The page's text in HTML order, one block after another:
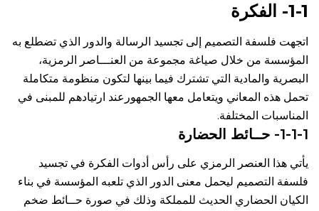
1-1- الفكرة
اتجهت فلسفة التصميم إلى تجسيد الرسالة والدور الذي تضطلع به
المؤسسة من خلال صياغة مجموعة من العنـــاصر الرمزية،
البصرية والمادية التي تشترك فيما بينها لتكون منظومة متكاملة
تحمل هذه المعاني ويتعامل معها الجمهورعند ارتيادهم للمبنى في
المناسبات المختلفة.
1-1-1- حــائط الحضارة
يأتي هذا العنصر الرمزي على رأس أدوات الفكرة في تجسيد
فلسفة التصميم ليحمل معنى الدور الذي تلعبه المؤسسة في بناء
الكيان الحضاري الحديث للمملكة وذلك في صورة حــائط ضخم